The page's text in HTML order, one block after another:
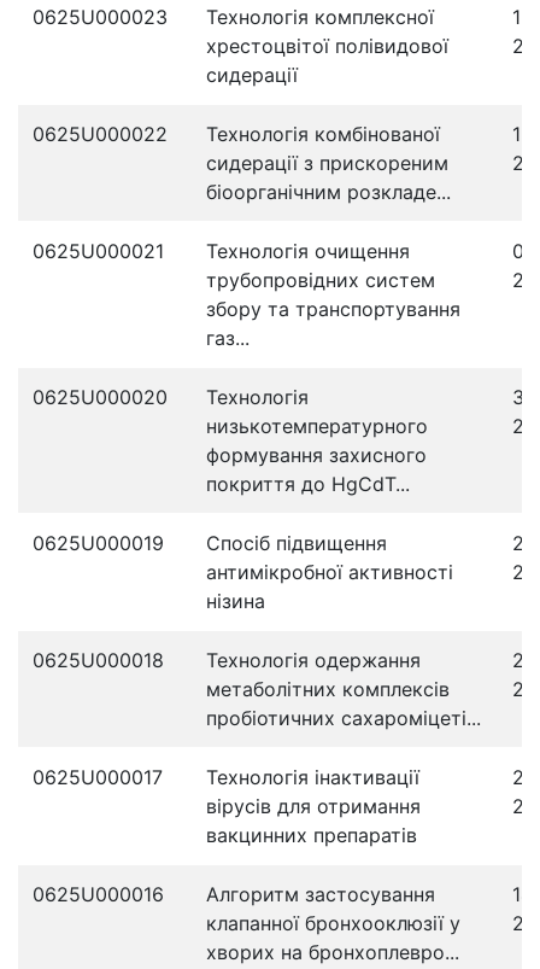
0625U000023
Технологія комплексної
хрестоцвітої полівидової
сидерації
0625U000022
Технологія комбінованої
сидерації з прискореним
біоорганічним розкладе...
0625U000021
Технологія очищення
трубопровідних систем
збору та транспортування
газ...
0625U000020
Технологія
низькотемпературного
формування захисного
покриття до HgCdT...
0625U000019
Спосіб підвищення
антимікробної активності
нізина
0625U000018
Технологія одержання
метаболітних комплексів
пробіотичних сахароміцеті...
0625U000017
Технологія інактивації
вірусів для отримання
вакцинних препаратів
0625U000016
Алгоритм застосування
клапанної бронхооклюзії у
хворих на бронхоплевро...